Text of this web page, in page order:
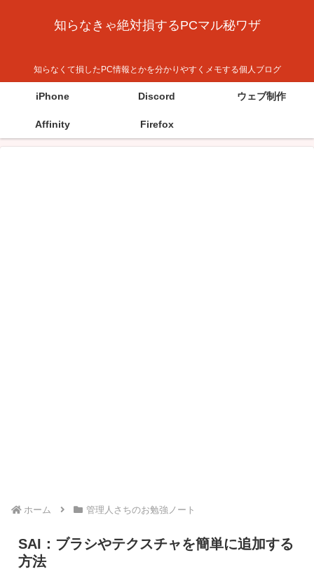
知らなきゃ絶対損するPCマル秘ワザ
知らなくて損したPC情報とかを分かりやすくメモする個人ブログ
iPhone Discord ウェブ制作
Affinity Firefox
ホーム 管理人さちのお勉強ノート
SAI：ブラシやテクスチャを簡単に追加する
方法